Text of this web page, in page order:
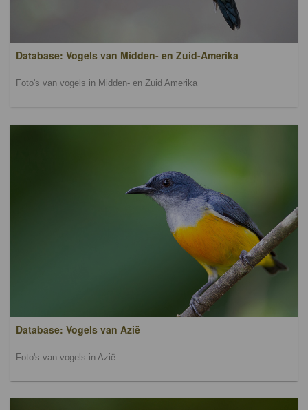
Database: Vogels van Midden- en Zuid-Amerika
Foto's van vogels in Midden- en Zuid Amerika
Database: Vogels van Azië
Foto's van vogels in Azië